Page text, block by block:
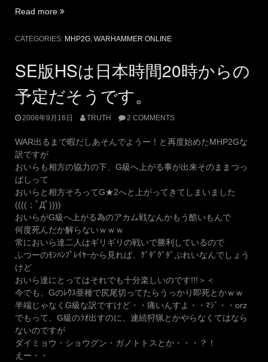
Read more “暖
機
な
節
来。”
CATEGORIES: MHP2G, WARHAMMER ONLINE
SE版HSは日本時間20時からの
予定だそうです。
2008年9月16日 TRUTH 2 COMMENTS
WAR出るまで暇だしあそんでようー！と再度始めたMHP2Gな
訳ですが
おいらも相方の協力の下、G級へ上がる事が出来そのままつっ
ぱしって
おいらと相方そろってG★2へと上がってきてしまいました
((((；ﾟДﾟ))))
おいらがG級へ上がる為のアカム戦なんかもう酷いもんで
何度死んだか解らないｗｗｗ
常においら達二人はギリギリの戦いで勝利しているので
ふつーのﾓﾝﾊﾝﾌﾟﾚｲﾔｰから見れば、ｸﾞﾀﾞｸﾞﾀﾞぷれいなんでしょう
けど
おいら達にとってはそれでも十分楽しいのです!!!＞＜
今でも、Gのﾚｳｽ亜種で尻尾切ってたらうっかり即死とかｗｗ
半端じゃなくG級な訳ですけど・・痛いんすよ・・ﾏｼﾞ・・orz
でもって、G級のﾗｵ出すのに、連続狩猟とかやらなくてはなら
ないのですが
ダイミョウ・ショウグン・ガノトトスとか・・・？！
えー・・